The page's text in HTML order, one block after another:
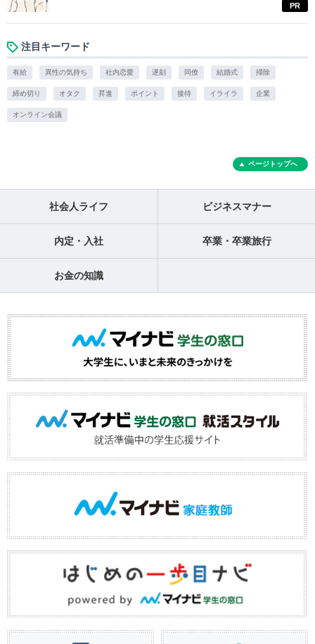
PR
注目キーワード
有給 異性の気持ち 社内恋愛 遅刻 同僚 結婚式 掃除
締め切り オタク 昇進 ポイント 接待 イライラ 企業
オンライン会議
ページトップへ
社会人ライフ ビジネスマナー
内定・入社 卒業・卒業旅行
お金の知識